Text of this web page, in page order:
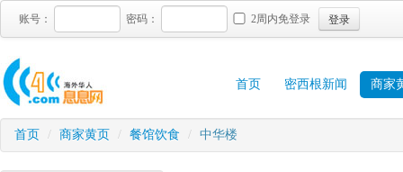
账号： 密码： 2周内免登录 登录
首页 密西根新闻 商家
首页 / 商家黄页 / 餐馆饮食 / 中华楼